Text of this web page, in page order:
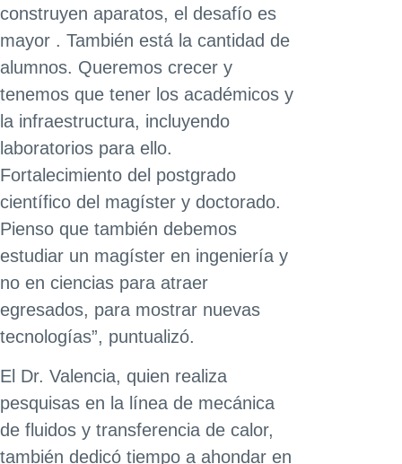
construyen aparatos, el desafío es
mayor . También está la cantidad de
alumnos. Queremos crecer y
tenemos que tener los académicos y
la infraestructura, incluyendo
laboratorios para ello.
Fortalecimiento del postgrado
científico del magíster y doctorado.
Pienso que también debemos
estudiar un magíster en ingeniería y
no en ciencias para atraer
egresados, para mostrar nuevas
tecnologías”, puntualizó.
El Dr. Valencia, quien realiza
pesquisas en la línea de mecánica
de fluidos y transferencia de calor,
también dedicó tiempo a ahondar en